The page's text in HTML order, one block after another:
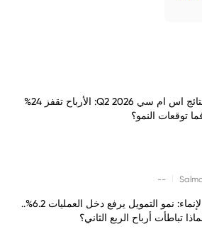
نتائج اس ام سي Q2 2026: الأرباح تقفز 24%
توقعات النمو؟
--
الإنماء: نمو التمويل يرفع دخل العمليات 6.2%..
تباطأت أرباح الربع الثاني؟